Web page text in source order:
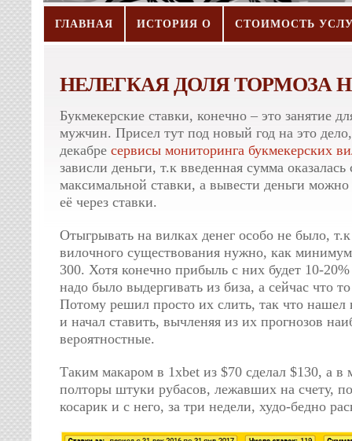
ГЛАВНАЯ ИСТОРИЯ О СТОИМОСТЬ
НЕЛЕГКАЯ ДОЛЯ ТОРМОЗА
Букмекерские ставки, конечно – это занятие
мужчин. Присел тут под новый год на это
декабре сервисы мониторинга букмекерских
зависли деньги, т.к введенная сумма
максимальной ставки, а вывести деньги можно
её через ставки.
Отыгрывать на вилках денег особо не было,
вилочного существования нужно, как
300. Хотя конечно прибыль с них будет 10-
надо было выдергивать из биза, а сейчас что
Потому решил просто их слить, так что нашел
и начал ставить, вычленяя из их прогнозов
вероятностные.
Таким макаром в 1xbet из $70 сделал $130, а в
полторы штуки рубасов, лежавших на счету,
косарик и с него, за три недели, худо-бедно